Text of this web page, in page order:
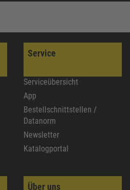
Service
Serviceübersicht
App
Bestellschnittstellen /
Datanorm
Newsletter
Katalogportal
Über uns